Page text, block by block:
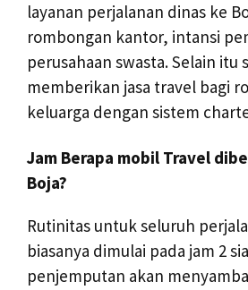
layanan perjalanan dinas ke
rombongan kantor, intansi
perusahaan swasta. Selain itu
memberikan jasa travel bagi
keluarga dengan sistem
Jam Berapa mobil Travel
Boja?
Rutinitas untuk seluruh
biasanya dimulai pada jam 2
penjemputan akan